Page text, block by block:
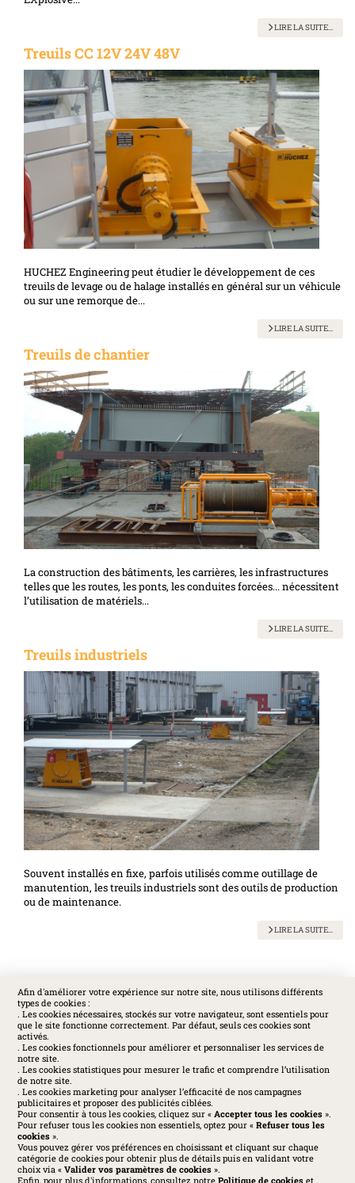
Afin d'améliorer votre expérience sur notre site, nous utilisons différents
types de cookies :
. Les cookies nécessaires, stockés sur votre navigateur, sont essentiels pour
que le site fonctionne correctement. Par défaut, seuls ces cookies sont
activés.
. Les cookies fonctionnels pour améliorer et personnaliser les services de
notre site.
. Les cookies statistiques pour mesurer le trafic et comprendre l’utilisation
de notre site.
. Les cookies marketing pour analyser l’efficacité de nos campagnes
publicitaires et proposer des publicités ciblées.
Pour consentir à tous les cookies, cliquez sur « Accepter tous les cookies».
Pour refuser tous les cookies non essentiels, optez pour « Refuser tous les
cookies».
Vous pouvez gérer vos préférences en choisissant et cliquant sur chaque
catégorie de cookies pour obtenir plus de détails puis en validant votre
choix via « Valider vos paramètres de cookies».
Enfin, pour plus d'informations, consultez notre Politique de cookieset
LIRE LA SUITE...
Treuils CC 12V 24V 48V
HUCHEZ Engineering peut étudier le développement de ces
treuils de levage ou de halage installés en général sur un véhicule
ou sur une remorque de...
LIRE LA SUITE...
Treuils de chantier
La construction des bâtiments, les carrières, les infrastructures
telles que les routes, les ponts, les conduites forcées... nécessitent
l’utilisation de matériels...
LIRE LA SUITE...
Treuils industriels
Souvent installés en fixe, parfois utilisés comme outillage de
manutention, les treuils industriels sont des outils de production
ou de maintenance.
LIRE LA SUITE...
SOCIAL